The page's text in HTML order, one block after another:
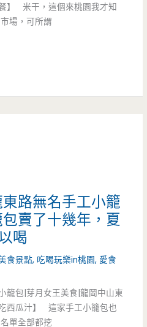
】 米干，這個來桃園我才知
場，可所謂
路無名手工小籠
賣了十幾年，夏
喝
食景點, 吃喝玩樂in桃園, 愛食
籠包|芽月女王美食|龍岡中山東
西瓜汁】 這家手工小籠包也
單全部都挖